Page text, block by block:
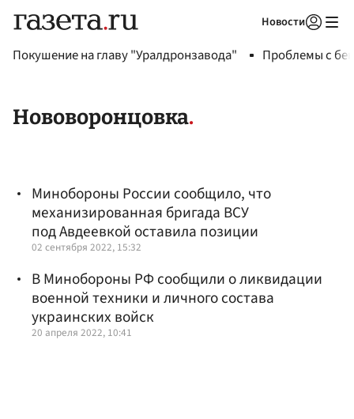
Новости
Покушение на главу "Уралдронзавода" Проблемы с
Нововоронцовка
Минобороны России сообщило, что
механизированная бригада ВСУ
под Авдеевкой оставила позиции
02 сентября 2022, 15:32
В Минобороны РФ сообщили о ликвидации
военной техники и личного состава
украинских войск
20 апреля 2022, 10:41